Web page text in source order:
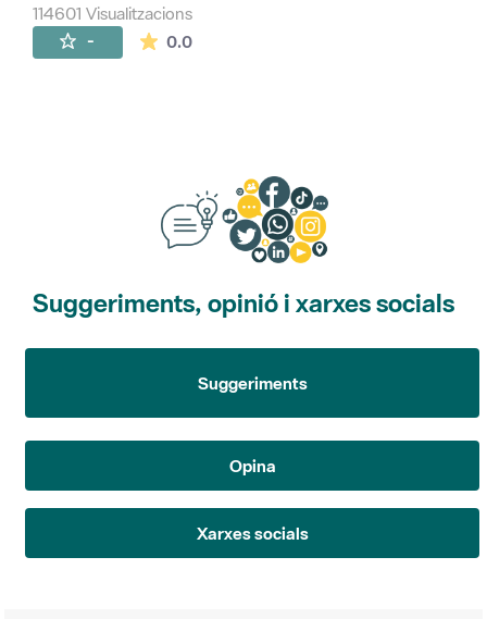
114601 Visualitzacions
- 0.0La mitjana de les valoracions és de 0
Suggeriments, opinió i xarxes socials
Suggeriments
Opina
Xarxes socials